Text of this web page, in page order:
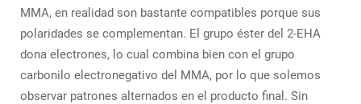
MMA, en realidad son bastante compatibles porque sus
polaridades se complementan. El grupo éster del 2-EHA
dona electrones, lo cual combina bien con el grupo
carbonilo electronegativo del MMA, por lo que solemos
observar patrones alternados en el producto final. Sin